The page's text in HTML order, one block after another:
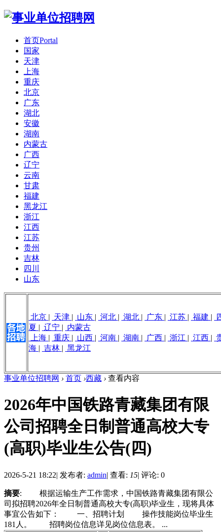
首页Portal
国家
天津
上海
重庆
北京
广东
湖北
安徽
湖南
内蒙古
广西
辽宁
云南
甘肃
福建
黑龙江
浙江
江西
江苏
贵州
吉林
四川
山东
北京 | 天津 | 山东 | 河北 | 湖北 | 广东 | 江苏 | 福建 |
夏 | 辽宁 | 内蒙古
上海 | 重庆 | 山西 | 河南 | 湖南 | 广西 | 浙江 | 江西 |
海 | 吉林 | 黑龙江
事业单位招聘网 › 首页 ›西藏 › 查看内容
2026年中国铁路青藏集团有限
公司招聘全日制普通高校大专
(高职)毕业生公告(四)
2026-5-21 18:22| 发布者: admin| 查看: 15| 评论: 0
摘要: 根据运输生产工作需求，中国铁路青藏集团有限公
司拟招聘2026年全日制普通高校大专(高职)毕业生，现将具体
事宜公告如下： 一、招聘计划 操作技能岗位毕业生
181人。 招聘岗位信息详见岗位信息表。 ...